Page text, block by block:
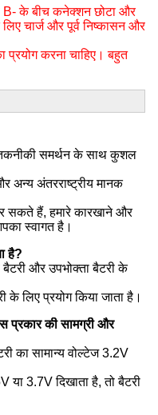
B- के बीच कनेक्शन छोटा और
लिए चार्ज और पूर्व निष्कासन और
प्रयोग करना चाहिए। बहुत
समर्थन के साथ कुशल
अन्य अंतरराष्ट्रीय मानक
सकते हैं, हमारे कारखाने और
स्वागत है।
है?
और उपभोक्ता बैटरी के
लिए प्रयोग किया जाता है।
प्रकार की सामग्री और
का सामान्य वोल्टेज 3.2V
या 3.7V दिखाता है, तो बैटरी